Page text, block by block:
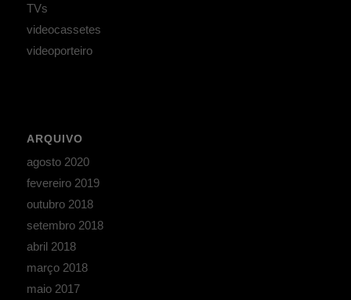
TVs
videocassetes
videoporteiro
ARQUIVO
agosto 2020
fevereiro 2019
outubro 2018
setembro 2018
abril 2018
março 2018
maio 2017